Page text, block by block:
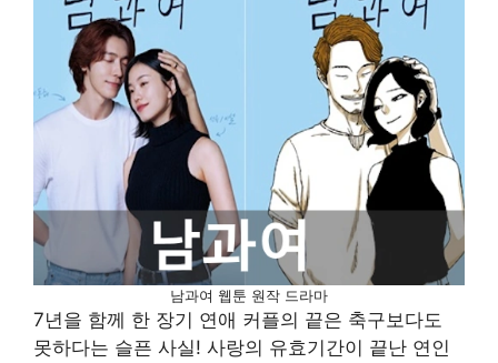
남과여 웹툰 원작 드라마
7년을 함께 한 장기 연애 커플의 끝은 축구보다도
못하다는 슬픈 사실! 사랑의 유효기간이 끝난 연인